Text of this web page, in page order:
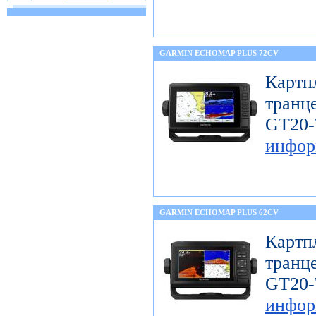
GARMIN ECHOMAP PLUS 72CV
GARMIN ECHOMAP PLUS 62CV